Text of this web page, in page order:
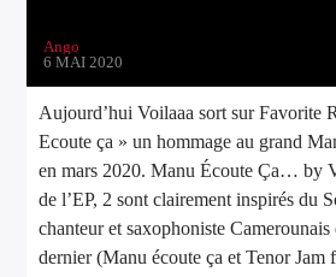
Ango
6 MAI 2020
Aujourd’hui Voilaaa sort sur Favorite
Ecoute ça » un hommage au grand
en mars 2020. Manu Écoute Ça… by
de l’EP, 2 sont clairement inspirés du
chanteur et saxophoniste
dernier (Manu écoute ça et Tenor